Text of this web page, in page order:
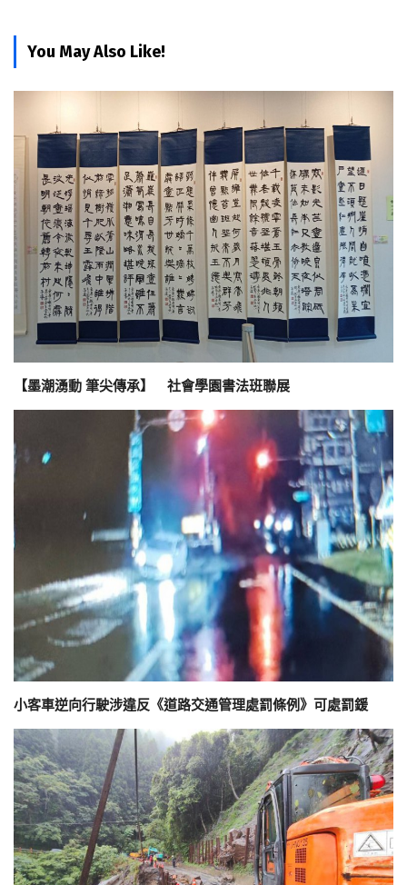
You May Also Like!
【墨潮湧動 筆尖傳承】 社會學園書法班聯展
小客車逆向行駛涉違反《道路交通管理處罰條例》可處罰鍰